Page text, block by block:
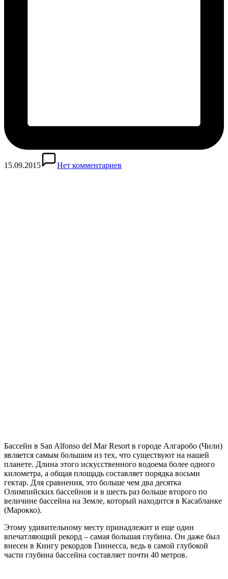
15.09.2015 Нет комментариев
Бассейн в San Alfonso del Mar Resort в городе Алгаробо (Чили)
является самым большим из тех, что существуют на нашей
планете. Длина этого искусственного водоема более одного
километра, а общая площадь составляет порядка восьми
гектар. Для сравнения, это больше чем два десятка
Олимпийских бассейнов и в шесть раз больше второго по
величине бассейна на Земле, который находится в Касабланке
(Марокко).
Этому удивительному месту принадлежит и еще один
впечатляющий рекорд – самая большая глубина. Он даже был
внесен в Книгу рекордов Гиннесса, ведь в самой глубокой
части глубина бассейна составляет почти 40 метров.